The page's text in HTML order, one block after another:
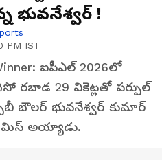
భువనేశ్వర్ !
PM IST
ఐపీఎల్ 2026లో
రబాడ 29 వికెట్లతో పర్పుల్
బౌలర్ భువనేశ్వర్ కుమార్
మిస్ అయ్యాడు.